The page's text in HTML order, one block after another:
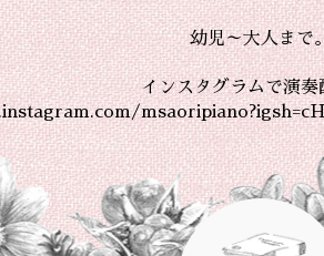
幼児～大人まで。
インスタグラムで演奏